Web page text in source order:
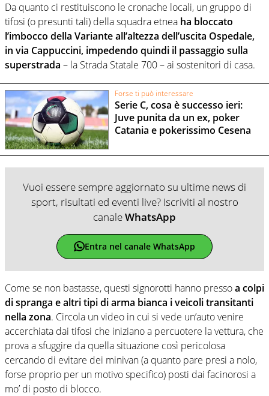
Da quanto ci restituiscono le cronache locali, un gruppo di
tifosi (o presunti tali) della squadra etnea ha bloccato
l’imbocco della Variante all’altezza dell’uscita Ospedale,
in via Cappuccini, impedendo quindi il passaggio sulla
superstrada – la Strada Statale 700 – ai sostenitori di casa.
Forse ti può interessare
Serie C, cosa è successo ieri:
Juve punita da un ex, poker
Catania e pokerissimo Cesena
Vuoi essere sempre aggiornato su ultime news di
sport, risultati ed eventi live? Iscriviti al nostro
canaleWhatsApp
Entra nel canale WhatsApp
Come se non bastasse, questi signorotti hanno pressoa colpi
di spranga e altri tipi di arma bianca i veicoli transitanti
nella zona. Circola un video in cui si vede un’auto venire
accerchiata dai tifosi che iniziano a percuotere la vettura, che
prova a sfuggire da quella situazione così pericolosa
cercando di evitare dei minivan (a quanto pare presi a nolo,
forse proprio per un motivo specifico) posti dai facinorosi a
mo’ di posto di blocco.